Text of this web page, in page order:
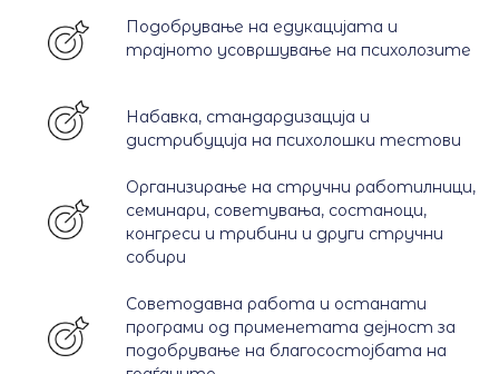
Подобрување на едукацијата и
трајното усовршување на психолозите
Набавка, стандардизација и
дистрибуција на психолошки тестови
Организирање на стручни работилници,
семинари, советувања, состаноци,
конгреси и трибини и други стручни
собири
Советодавна работа и останати
програми од применетата дејност за
подобрување на благосостојбата на